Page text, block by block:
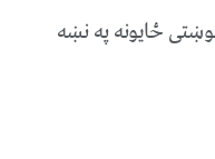
ځایونه په نښه